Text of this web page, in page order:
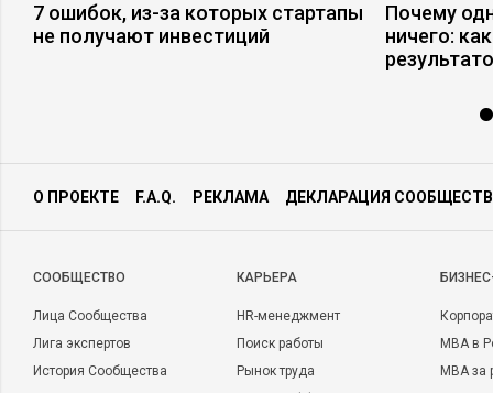
7 ошибок, из-за которых стартапы
не получают инвестиций
Почему
ничего:
О ПРОЕКТЕ F.A.Q. РЕКЛАМА ДЕКЛАРАЦИЯ
CООБЩЕСТВО
Лица Сообщества
Лига экспертов
История Сообщества
КАРЬЕРА
HR-менеджмент
Поиск работы
Рынок труда
MBA в
MBA